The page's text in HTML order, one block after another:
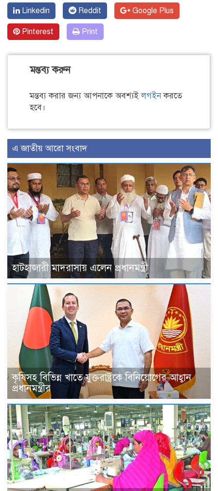
Linkedin Reddit Google Plus
Pinterest Print
মন্তব্য করুন
মন্তব্য করার জন্য আপনাকে অবশ্যইলগইনকরতে
হবে।
এ জাতীয় আরো সংবাদ
হাটহাজারী মাদরাসায় এলেন প্রধানমন্ত্রী
কৃষিসহ বিভিন্ন খাতে যুক্তরাষ্ট্রকে বিনিয়োগের আহ্বান
প্রধানমন্ত্রীর